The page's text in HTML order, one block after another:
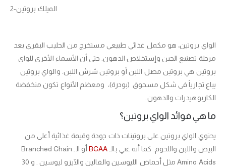
2-الميلك بروتين
الواي بروتين، هو مكمل غذائي طبيعي مستخرج من الحليب البقري بعد
مرحلة تصنيع الجبن وإستخلاص الدهون. حتى أن الأسماء الأخرى للواي
بروتين هي بروتين مصل اللبن أو بروتين شرش اللبن. والواي بروتين
يباع تجارياً فى شكل مسحوق (بودرة)، ومعظم الأنواع تكون منخفضة
الكاربوهيدرات والدهون.
ما هي فوائد الواي بروتين؟
يحتوي الواي بروتين على بروتينات ذات جودة وقيمة غذائية أعلى من
البيض واللبن واللحوم. كما أنه غني بالـBCAA
أو الـ Branched Chain
Amino Acids مثل أحماض الليوسين والفالين والآيزو ليوسين . و 30